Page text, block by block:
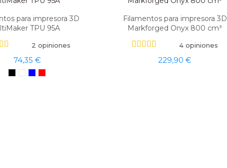
para impresora 3D
TPU 95A
2 opiniones
74,35 €
Filamentos para impresora 3D
Markforged Onyx 800 cm³
4 opiniones
229,90 €